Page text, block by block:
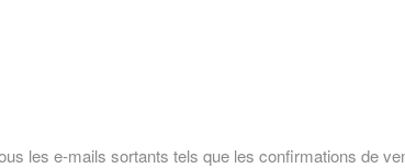
les e-mails sortants tels que les confirmations de